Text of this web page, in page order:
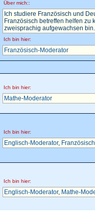
Über mich::
Ich studiere Französisch und
Französisch betreffen helfen zu
zweisprachig aufgewachsen
Ich bin hier:
Französisch-Moderator
Ich bin hier:
Mathe-Moderator
Ich bin hier:
Englisch-Moderator,
Ich bin hier:
Englisch-Moderator, Mathe-